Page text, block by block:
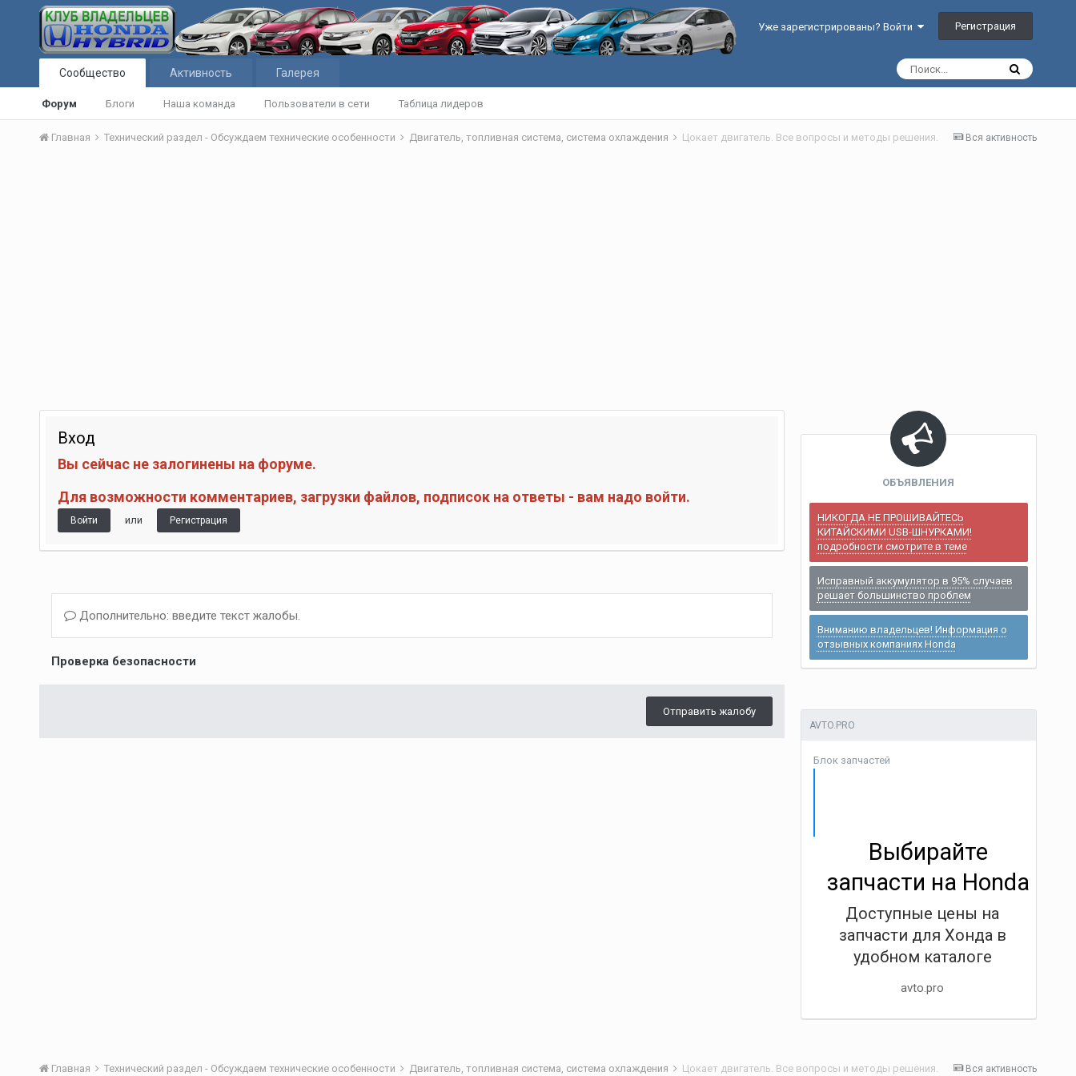
Уже зарегистрированы? Войти Регистрация
Сообщество
Форум Блоги Наша команда Пользователи в сети Таблица лидеров
Активность Галерея
Вся активность
Главная Технический раздел - Обсуждаем технические особенности Двигатель, топливная система, система охлаждения Цокает двигатель. Все вопросы и методы решения.
Вход
Вы сейчас не залогинены на форуме.
Для возможности комментариев, загрузки файлов, подписок на ответы - вам надо войти.
Войти или Регистрация
Дополнительно: введите текст жалобы.
Проверка безопасности
Отправить жалобу
ОБЪЯВЛЕНИЯ
НИКОГДА НЕ ПРОШИВАЙТЕСЬ
КИТАЙСКИМИ USB-ШНУРКАМИ!
подробности смотрите в теме
Исправный аккумулятор в 95% случаев
решает большинство проблем
Вниманию владельцев! Информация о
отзывных компаниях Honda
AVTO.PRO
Блок запчастей
Выбирайте
запчасти на Honda
Доступные цены на
запчасти для Хонда в
удобном каталоге
avto.pro
Вся активность
Главная Технический раздел - Обсуждаем технические особенности Двигатель, топливная система, система охлаждения Цокает двигатель. Все вопросы и методы решения.